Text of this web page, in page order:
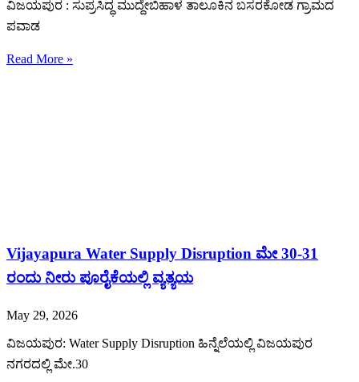
ವಿಜಯಪುರ : ಸುಪ್ರಸಿದ್ಧ ಮುದ್ದೇಬಿಹಾಳ ತಾಲೂಕಿನ ಬಸರಕೋಡ ಗ್ರಾಮದ
ಪವಾಡ
Read More »
Vijayapura Water Supply Disruption ಮೇ 30-31
ರಂದು ನೀರು ಪೂರೈಕೆಯಲ್ಲಿ ವ್ಯತ್ಯಯ
May 29, 2026
ವಿಜಯಪುರ: Water Supply Disruption ಹಿನ್ನೆಲೆಯಲ್ಲಿ ವಿಜಯಪುರ
ನಗರದಲ್ಲಿ ಮೇ.30